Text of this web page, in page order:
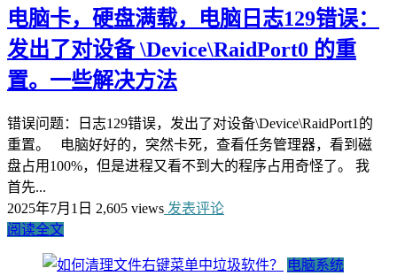
电脑卡，硬盘满载，电脑日志129错误：
发出了对设备 \Device\RaidPort0 的重
置。一些解决方法
错误问题：日志129错误，发出了对设备\Device\RaidPort1的
重置。 电脑好好的，突然卡死，查看任务管理器，看到磁
盘占用100%，但是进程又看不到大的程序占用奇怪了。 我
首先...
2025年7月1日 2,605 views 发表评论
阅读全文
电脑系统